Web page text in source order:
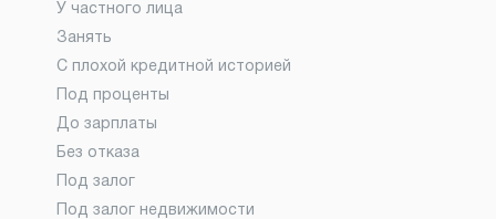
У частного лица
Занять
С плохой кредитной историей
Под проценты
До зарплаты
Без отказа
Под залог
Под залог недвижимости